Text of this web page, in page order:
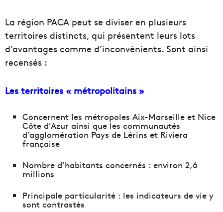
La région PACA peut se diviser en plusieurs
territoires distincts, qui présentent leurs lots
d’avantages comme d’inconvénients. Sont ainsi
recensés :
Les territoires « métropolitains »
Concernent les métropoles Aix-Marseille et Nice
Côte d’Azur ainsi que les communautés
d’agglomération Pays de Lérins et Riviera
française
Nombre d’habitants concernés : environ 2,6
millions
Principale particularité : les indicateurs de vie y
sont contrastés